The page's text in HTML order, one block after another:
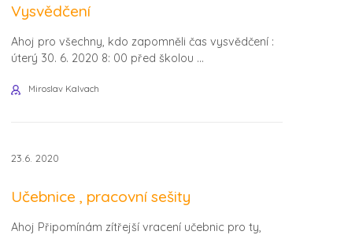
Vysvědčení
Ahoj pro všechny, kdo zapomněli čas vysvědčení :
úterý 30. 6. 2020 8: 00 před školou ...
Miroslav Kalvach
23.6. 2020
Učebnice , pracovní sešity
Ahoj Připomínám zítřejší vracení učebnic pro ty,